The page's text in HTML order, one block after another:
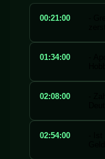
00:21:00
01:34:00
02:08:00
02:54:00